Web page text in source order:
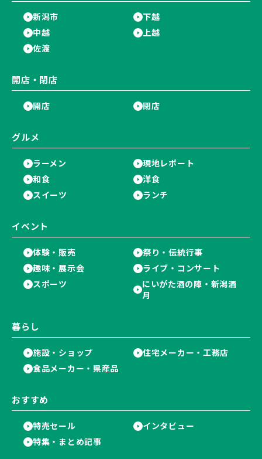
新潟市
下越
中越
上越
佐渡
開店・閉店
開店 閉店
グルメ
ラーメン
現地レポート
和食
洋食
スイーツ
ランチ
イベント
体験・販売
祭り・伝統行事
趣味・展示会
ライブ・コンサート
スポーツ
にいがた酒の陣・新潟酒
月
暮らし
施設・ショップ
住宅メーカー・工務店
食品メーカー・県産品
おすすめ
特売セール
インタビュー
特集・まとめ記事